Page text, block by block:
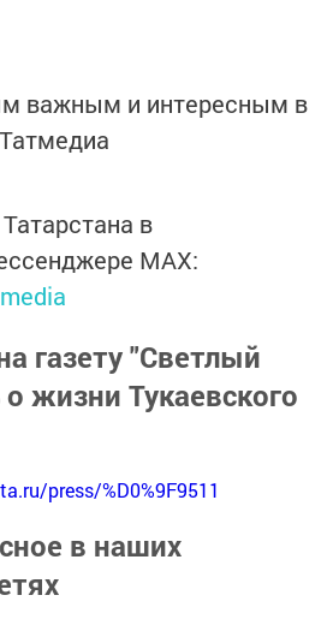
важным и интересным в
Татмедиа
в
MАХ:
газету "Светлый
о жизни Тукаевского
press/%D0%9F9511
в наших